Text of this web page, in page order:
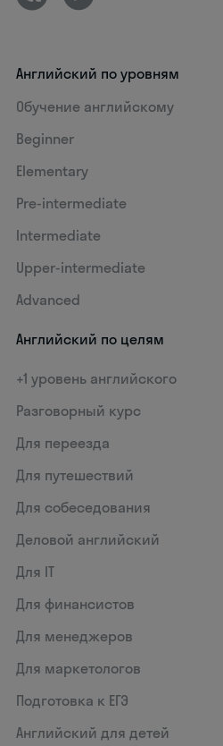
Английский по уровням
Обучение английскому
Beginner
Elementary
Pre-intermediate
Intermediate
Upper-intermediate
Advanced
Английский по целям
+1 уровень английского
Разговорный курс
Для переезда
Для путешествий
Для собеседования
Деловой английский
Для IT
Для финансистов
Для менеджеров
Для маркетологов
Подготовка к ЕГЭ
Английский для детей